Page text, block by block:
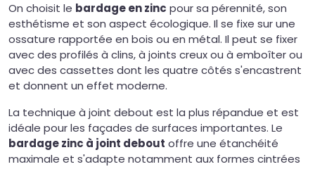
On choisit le bardage en zinc pour sa pérennité, son
esthétisme et son aspect écologique. Il se fixe sur une
ossature rapportée en bois ou en métal. Il peut se fixer
avec des profilés à clins, à joints creux ou à emboîter ou
avec des cassettes dont les quatre côtés s'encastrent
et donnent un effet moderne.
La technique à joint debout est la plus répandue et est
idéale pour les façades de surfaces importantes. Le
bardage zinc à joint debout offre une étanchéité
maximale et s'adapte notamment aux formes cintrées